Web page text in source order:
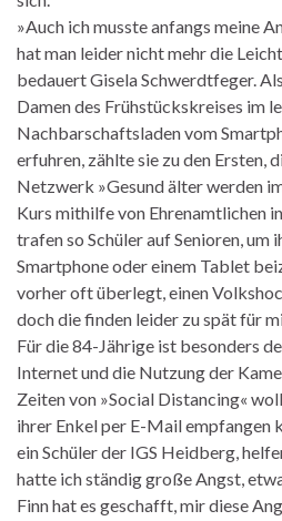
»Auch ich musste anfangs meine
hat man leider nicht mehr die
bedauert Gisela Schwerdtfeger.
Damen des Frühstückskreises im
Nachbarschaftsladen vom
erfuhren, zählte sie zu den Ersten,
Netzwerk »Gesund älter werden
Kurs mithilfe von Ehrenamtlichen
trafen so Schüler auf Senioren, um
Smartphone oder einem Tablet
vorher oft überlegt, einen
doch die finden leider zu spät für
Für die 84-Jährige ist besonders
Internet und die Nutzung der
Zeiten von »Social Distancing«
ihrer Enkel per E-Mail empfangen
ein Schüler der IGS Heidberg,
hatte ich ständig große Angst,
Finn hat es geschafft, mir diese